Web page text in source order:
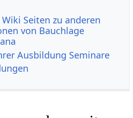
Seiten zu anderen
von Bauchlage
Ausbildung Seminare